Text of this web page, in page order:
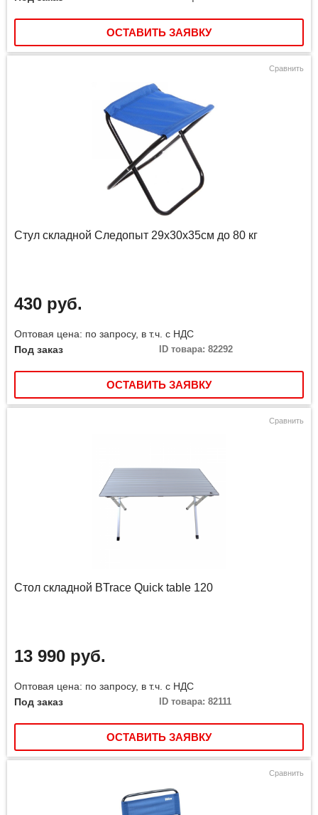
ОСТАВИТЬ ЗАЯВКУ
Сравнить
Стул складной Следопыт 29х30х35см до 80 кг
430 руб.
Оптовая цена: по запросу, в т.ч. с НДС
Под заказ
ID товара: 82292
ОСТАВИТЬ ЗАЯВКУ
Сравнить
Стол складной BTrace Quick table 120
13 990 руб.
Оптовая цена: по запросу, в т.ч. с НДС
Под заказ
ID товара: 82111
ОСТАВИТЬ ЗАЯВКУ
Сравнить